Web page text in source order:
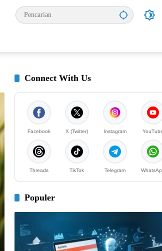
Connect With Us
Facebook X (Twitter) Instagram
Threads TikTok Telegram
Populer